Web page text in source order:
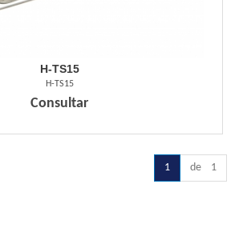
H-TS15
H-TS15
Consultar
1 de 1